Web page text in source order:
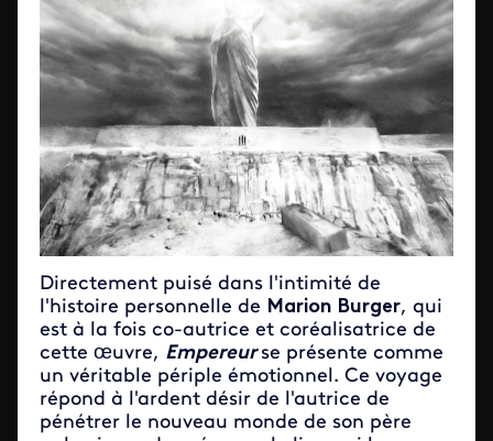
Directement puisé dans l'intimité de
l'histoire personnelle de Marion Burger, qui
est à la fois co-autrice et coréalisatrice de
cette œuvre, Empereurse présente comme
un véritable périple émotionnel. Ce voyage
répond à l'ardent désir de l'autrice de
pénétrer le nouveau monde de son père